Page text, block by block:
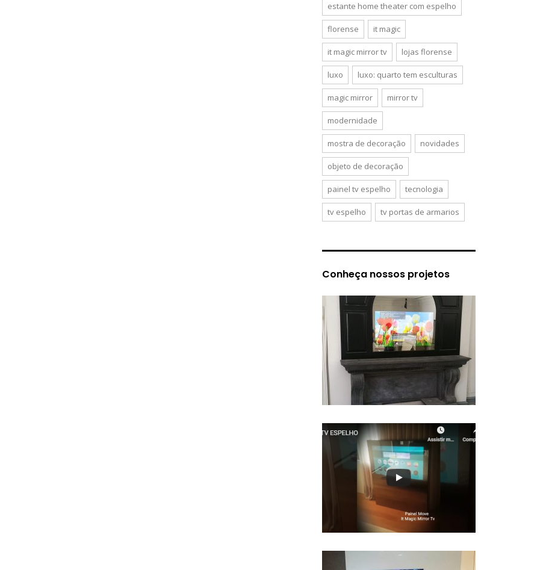
estante home theater com espelho
florense it magic
it magic mirror tv lojas florense
luxo luxo: quarto tem esculturas
magic mirror mirror tv
modernidade
mostra de decoração novidades
objeto de decoração
painel tv espelho tecnologia
tv espelho tv portas de armarios
Conheça nossos projetos